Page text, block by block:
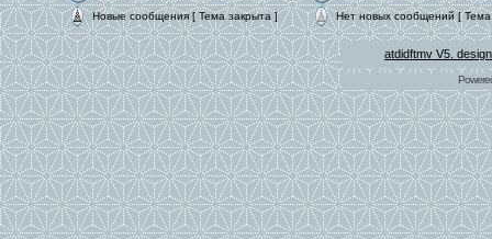
Новые сообщения [ Тема закрыта ]
Нет новых сообщений [ Тема
atdidftmv V5.